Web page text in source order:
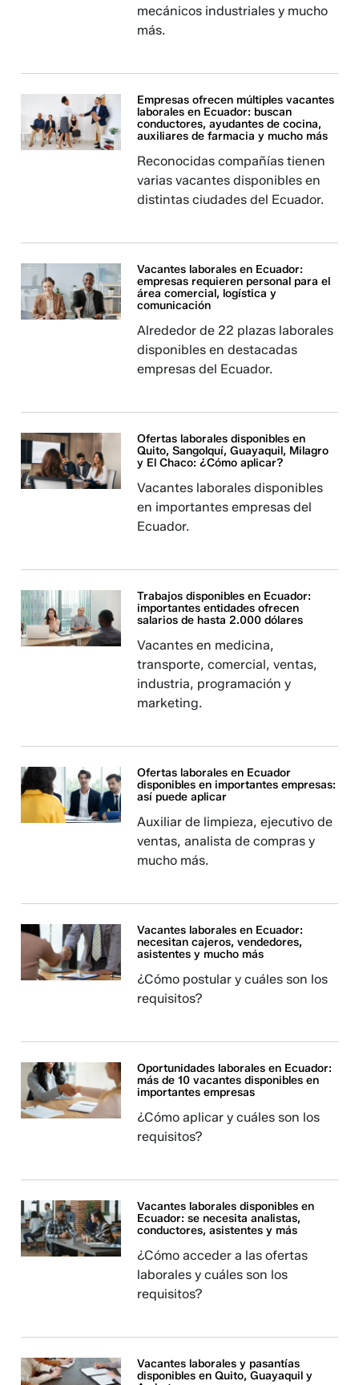
mecánicos industriales y mucho
más.
Empresas ofrecen múltiples vacantes
laborales en Ecuador: buscan
conductores, ayudantes de cocina,
auxiliares de farmacia y mucho más
Reconocidas compañías tienen
varias vacantes disponibles en
distintas ciudades del Ecuador.
Vacantes laborales en Ecuador:
empresas requieren personal para el
área comercial, logística y
comunicación
Alrededor de 22 plazas laborales
disponibles en destacadas
empresas del Ecuador.
Ofertas laborales disponibles en
Quito, Sangolquí, Guayaquil, Milagro
y El Chaco: ¿Cómo aplicar?
Vacantes laborales disponibles
en importantes empresas del
Ecuador.
Trabajos disponibles en Ecuador:
importantes entidades ofrecen
salarios de hasta 2.000 dólares
Vacantes en medicina,
transporte, comercial, ventas,
industria, programación y
marketing.
Ofertas laborales en Ecuador
disponibles en importantes empresas:
así puede aplicar
Auxiliar de limpieza, ejecutivo de
ventas, analista de compras y
mucho más.
Vacantes laborales en Ecuador:
necesitan cajeros, vendedores,
asistentes y mucho más
¿Cómo postular y cuáles son los
requisitos?
Oportunidades laborales en Ecuador:
más de 10 vacantes disponibles en
importantes empresas
¿Cómo aplicar y cuáles son los
requisitos?
Vacantes laborales disponibles en
Ecuador: se necesita analistas,
conductores, asistentes y más
¿Cómo acceder a las ofertas
laborales y cuáles son los
requisitos?
Vacantes laborales y pasantías
disponibles en Quito, Guayaquil y